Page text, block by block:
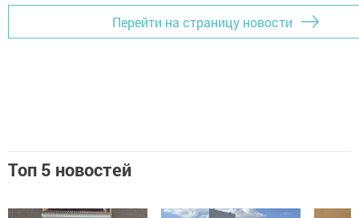
Перейти на страницу новости
Топ 5 новостей